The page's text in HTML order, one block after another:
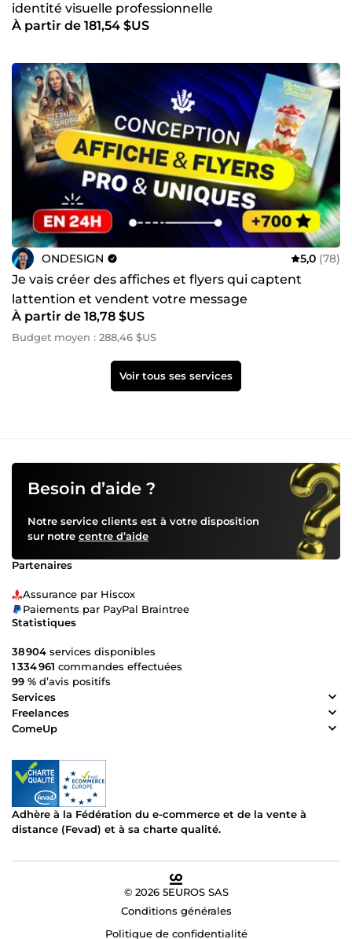
identité visuelle professionnelle
À partir de 181,54 $US
ONDESIGN 5,0 (78)
Je vais créer des affiches et flyers qui captent
lattention et vendent votre message
À partir de 18,78 $US
Budget moyen : 288,46 $US
Voir tous ses services
Besoin d’aide ?
Notre service clients est à votre disposition
sur notre centre d’aide
Partenaires
Assurance par Hiscox
Paiements par PayPal Braintree
Statistiques
38 904 services disponibles
1 334 961 commandes effectuées
99 % d’avis positifs
Services
Freelances
ComeUp
Adhère à la Fédération du e-commerce et de la vente à
distance (Fevad) et à sa charte qualité.
© 2026 5EUROS SAS
Conditions générales
Politique de confidentialité